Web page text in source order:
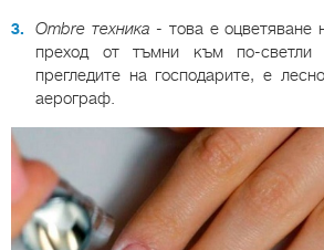
Ombre техника - това е оцветяване
преход от тъмни към по-светли
прегледите на господарите, е
аерограф.